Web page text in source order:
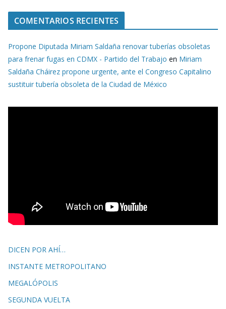
COMENTARIOS RECIENTES
Propone Diputada Miriam Saldaña renovar tuberías obsoletas
para frenar fugas en CDMX - Partido del Trabajo en Miriam
Saldaña Cháirez propone urgente, ante el Congreso Capitalino
sustituir tubería obsoleta de la Ciudad de México
DICEN POR AHÍ…
INSTANTE METROPOLITANO
MEGALÓPOLIS
SEGUNDA VUELTA